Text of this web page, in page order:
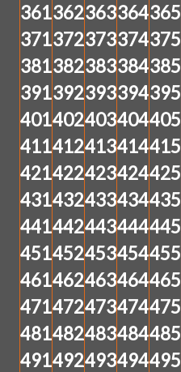
361362363364365
371372373374375
381382383384385
391392393394395
401402403404405
411412413414415
421422423424425
431432433434435
441442443444445
451452453454455
461462463464465
471472473474475
481482483484485
491492493494495